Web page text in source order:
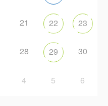
21 22 23
28 29 30
4 5 6